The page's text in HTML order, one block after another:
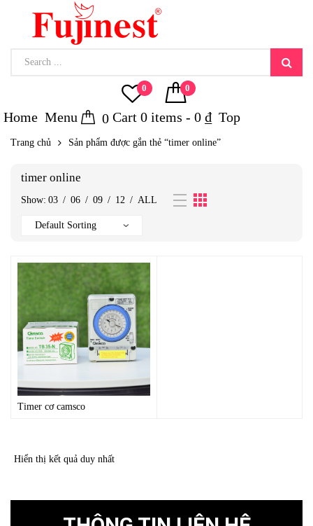
0 0
Home Menu 0 Cart 0 items - 0 ₫ Top
Trang chủ Sản phẩm được gắn thẻ “timer online”
timer online
Show: 03 / 06 / 09 / 12 / ALL
Timer cơ camsco
Hiển thị kết quả duy nhất